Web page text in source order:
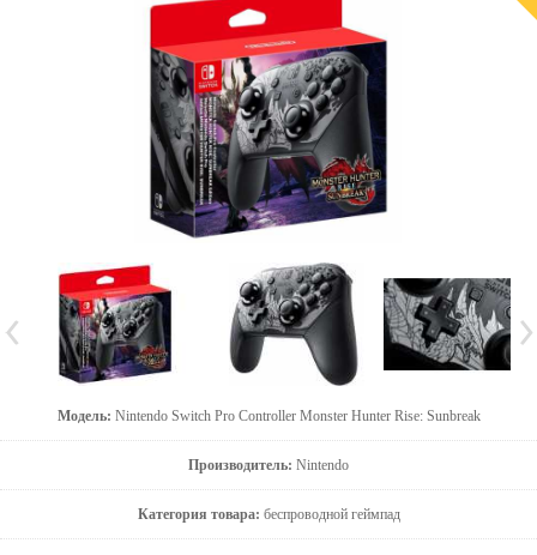
Модель: Nintendo Switch Pro Controller Monster Hunter Rise: Sunbreak
Производитель: Nintendo
Категория товара: беспроводной геймпад